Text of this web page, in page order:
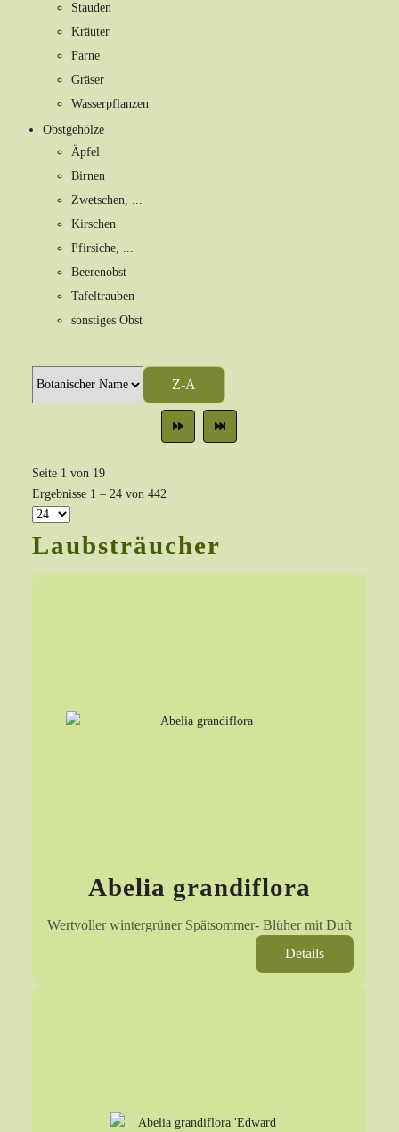
Stauden
Kräuter
Farne
Gräser
Wasserpflanzen
Obstgehölze
Äpfel
Birnen
Zwetschen, ...
Kirschen
Pfirsiche, ...
Beerenobst
Tafeltrauben
sonstiges Obst
Z-A
Seite 1 von 19
Ergebnisse 1 – 24 von 442
Laubsträucher
Abelia grandiflora
Wertvoller wintergrüner Spätsommer- Blüher mit Duft
Details